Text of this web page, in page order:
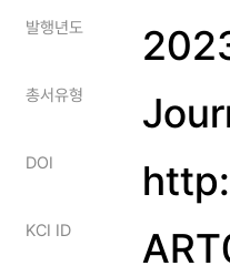
발행년도
총서유형
DOI
KCI ID